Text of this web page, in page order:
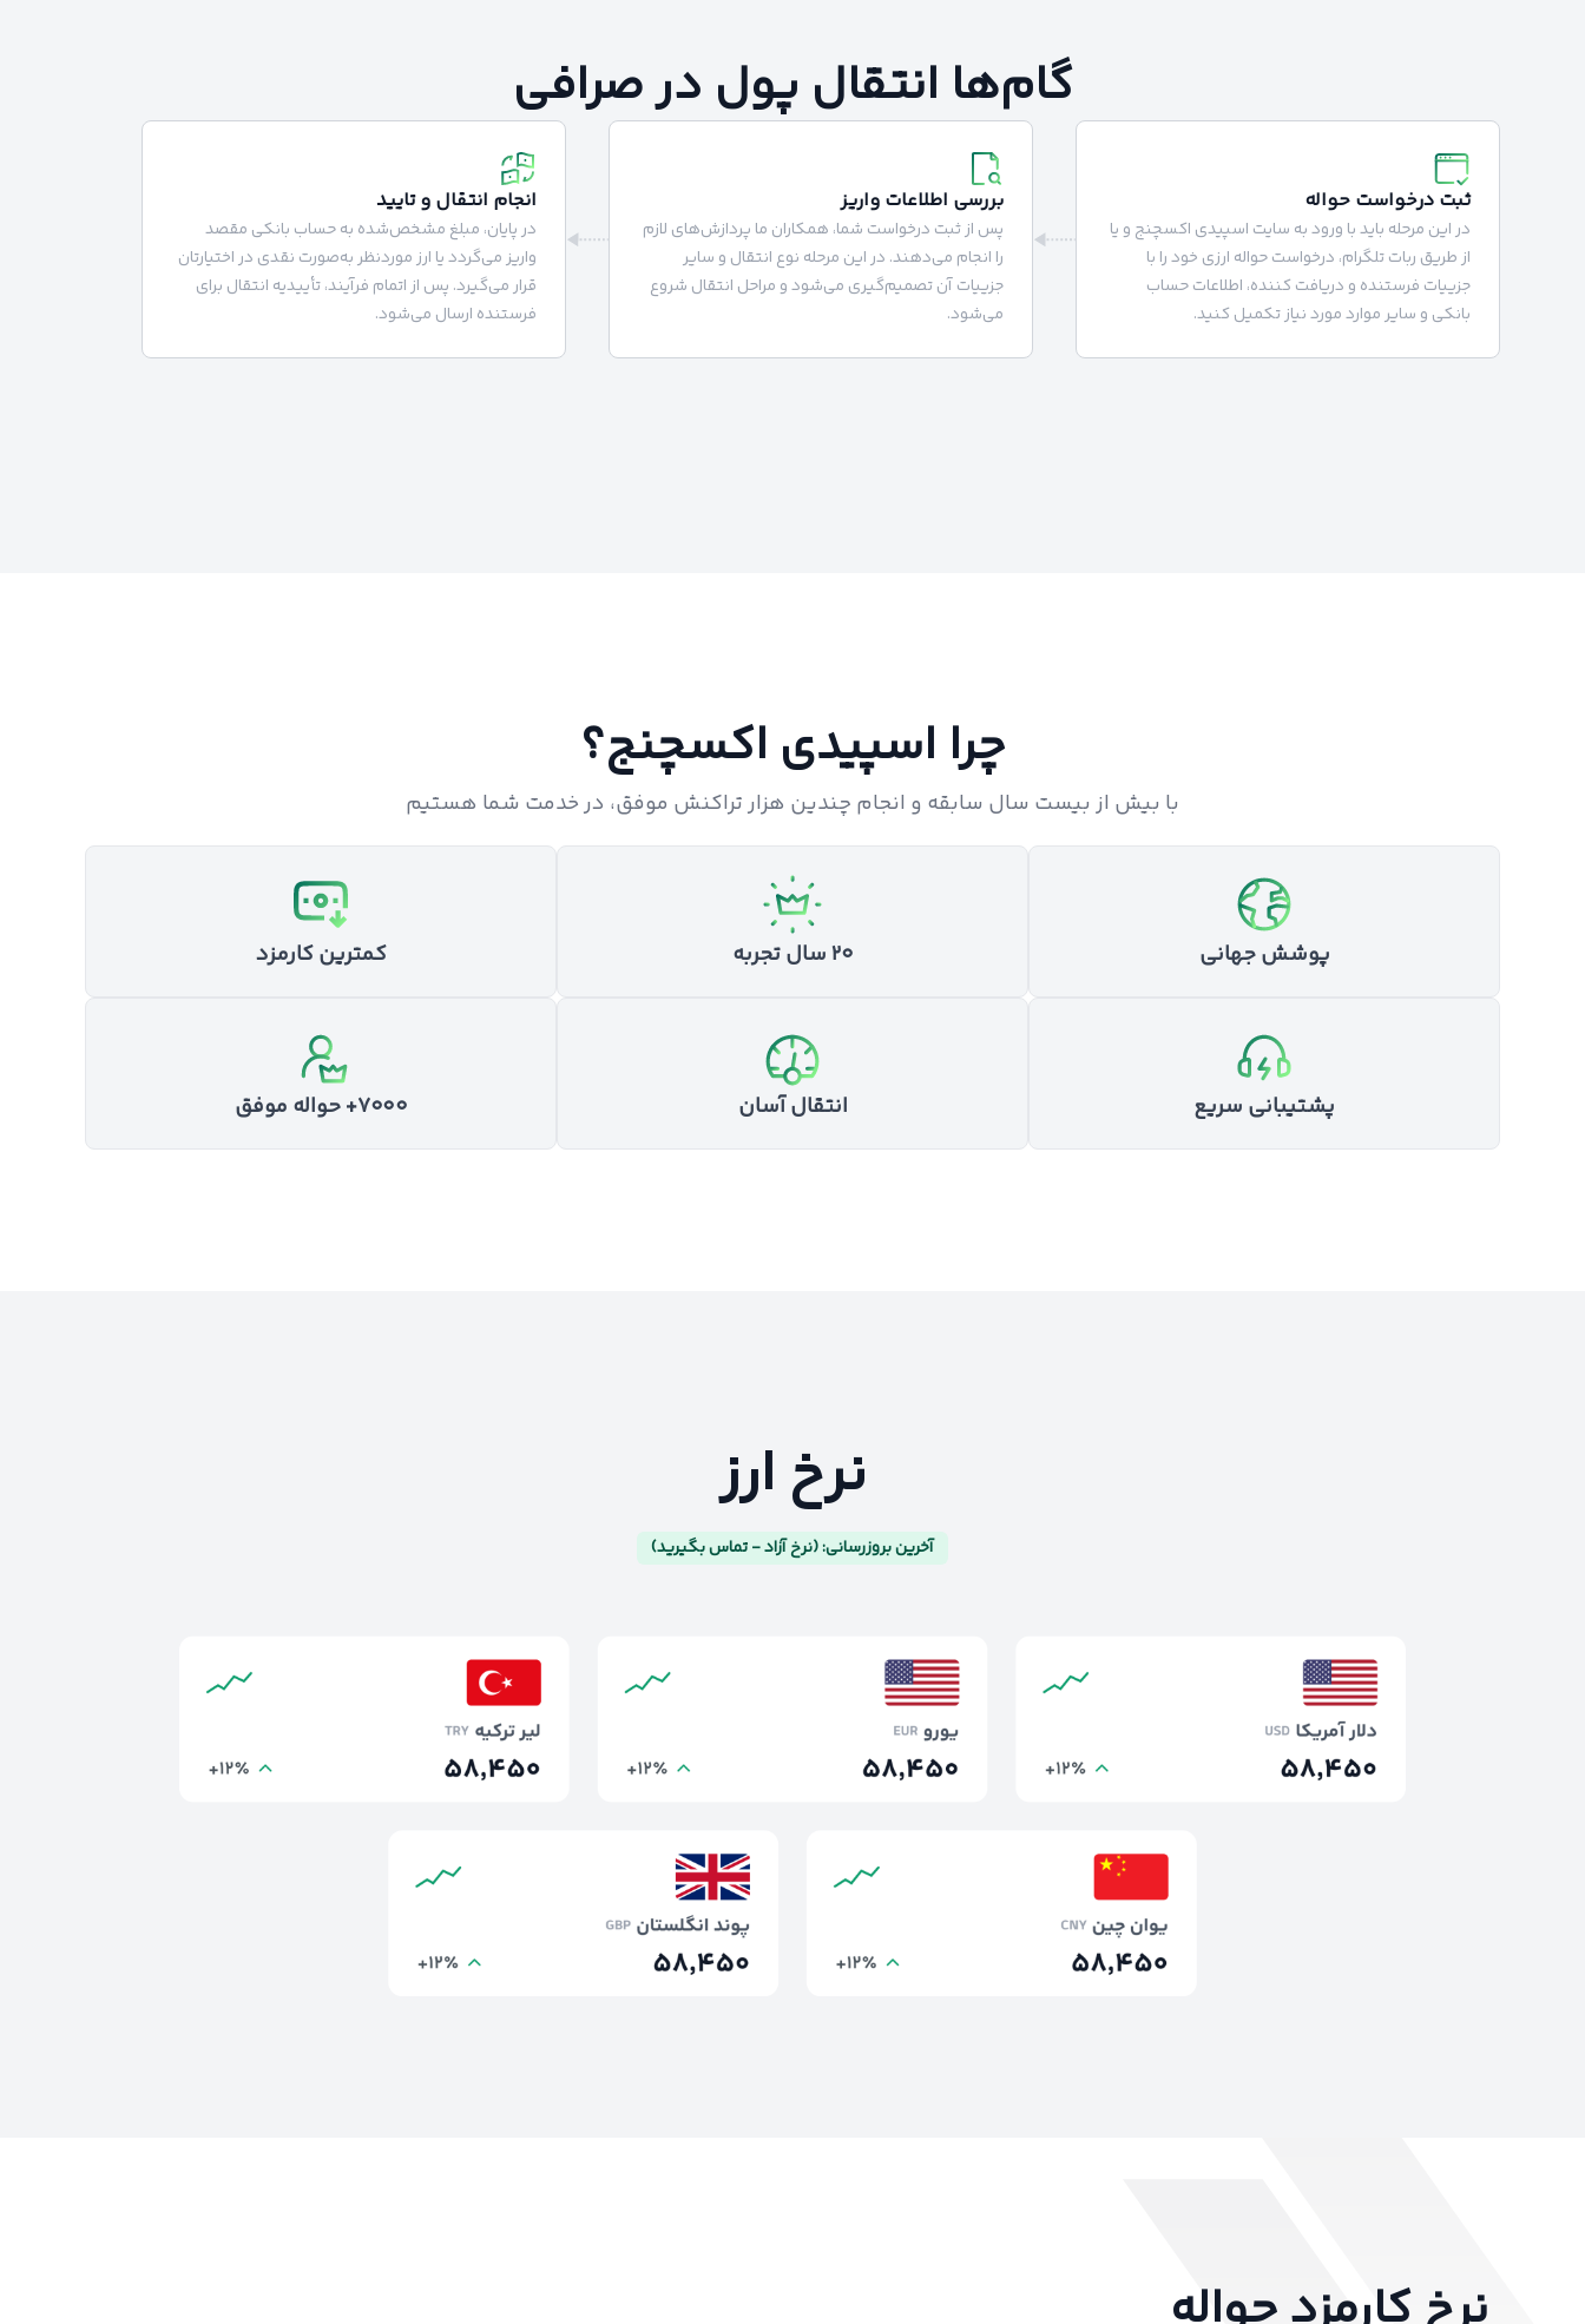
گام‌ها انتقال پول در صرافی
ثبت درخواست حواله
در این مرحله باید با ورود به سایت اسپیدی اکسچنج و یا
از طریق ربات تلگرام، درخواست حواله ارزی خود را با
جزییات فرستنده و دریافت کننده، اطلاعات حساب
بانکی و سایر موارد مورد نیاز تکمیل کنید.
بررسی اطلاعات واریز
پس از ثبت درخواست شما، همکاران ما پردازش‌های لازم
را انجام می‌دهند. در این مرحله نوع انتقال و سایر
جزییات آن تصمیم‌گیری می‌شود و مراحل انتقال شروع
می‌شود.
انجام انتقال و تایید
در پایان، مبلغ مشخص‌شده به حساب بانکی مقصد
واریز می‌گردد یا ارز موردنظر به‌صورت نقدی در اختیارتان
قرار می‌گیرد. پس از اتمام فرآیند، تأییدیه انتقال برای
فرستنده ارسال می‌شود.
چرا اسپیدی اکسچنج؟
با بیش از بیست سال سابقه و انجام چندین هزار تراکنش موفق، در خدمت شما هستیم
پوشش جهانی ۲۰ سال تجربه کمترین کارمزد
پشتیبانی سریع انتقال آسان ۷۰۰۰+ حواله موفق
نرخ ارز
آخرین بروزرسانی: (نرخ آزاد - تماس بگیرید)